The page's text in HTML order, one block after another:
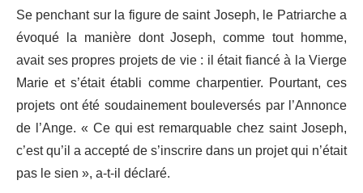
Se penchant sur la figure de saint Joseph, le Patriarche a
évoqué la manière dont Joseph, comme tout homme,
avait ses propres projets de vie : il était fiancé à la Vierge
Marie et s’était établi comme charpentier. Pourtant, ces
projets ont été soudainement bouleversés par l’Annonce
de l’Ange. « Ce qui est remarquable chez saint Joseph,
c’est qu’il a accepté de s’inscrire dans un projet qui n’était
pas le sien », a-t-il déclaré.